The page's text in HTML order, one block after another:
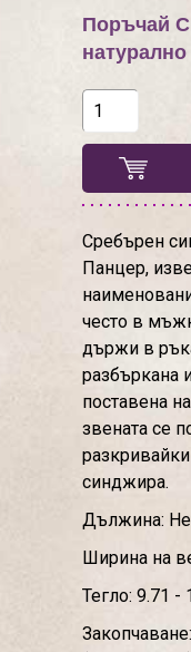
Поръчай
Сребърен
Панцер,
често в
държи в
разбъркана
поставена
звената се
синджира.
Дължина:
Ширина на
Тегло: 9.71 -